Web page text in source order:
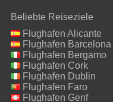
Beliebte Reiseziele
Flughafen Alicante
Flughafen Barcelona
Flughafen Bergamo
Flughafen Cork
Flughafen Dublin
Flughafen Faro
Flughafen Genf